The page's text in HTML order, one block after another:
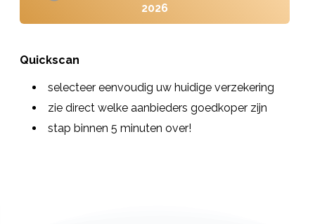
2026
Quickscan
selecteer eenvoudig uw huidige verzekering
zie direct welke aanbieders goedkoper zijn
stap binnen 5 minuten over!